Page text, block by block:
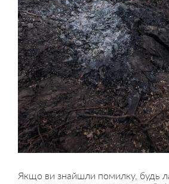
Якщо ви знайшли помилку, будь